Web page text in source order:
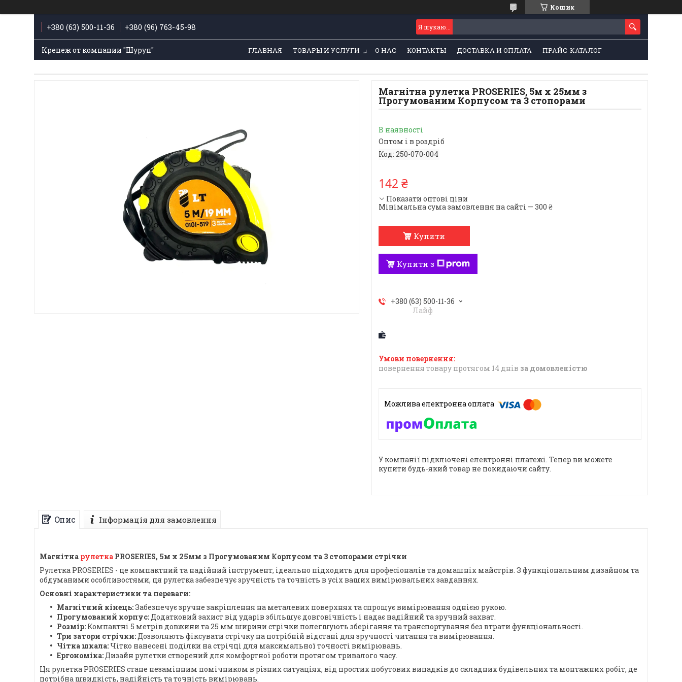
Кошик
+380 (63) 500-11-36 +380 (96) 763-45-98
Крепеж от компании "Шуруп" ГЛАВНАЯ ТОВАРЫ И УСЛУГИ О НАС КОНТАКТЫ ДОСТАВКА И ОПЛАТА ПРАЙС-КАТАЛОГ
Магнітна рулетка PROSERIES, 5м х 25мм з
Прогумованим Корпусом та 3 стопорами
В наявності
Оптом і в роздріб
Код: 250-070-004
142 ₴
Показати оптові ціни
Мінімальна сума замовлення на сайті — 300 ₴
Купити
Купити з
+380 (63) 500-11-36
Лайф
повернення товару протягом 14 днів за домовленістю
У компанії підключені електронні платежі. Тепер ви можете
купити будь-який товар не покидаючи сайту.
Опис Інформація для замовлення
Магнітна рулетка PROSERIES, 5м х 25мм з Прогумованим Корпусом та 3 стопорами стрічки
Рулетка PROSERIES - це компактний та надійний інструмент, ідеально підходить для професіоналів та домашніх майстрів. З функціональним дизайном та
обдуманими особливостями, ця рулетка забезпечує зручність та точність в усіх ваших вимірювальних завданнях.
Основні характеристики та переваги:
Магнітний кінець:Забезпечує зручне закріплення на металевих поверхнях та спрощує вимірювання однією рукою.
Прогумований корпус:Додатковий захист від ударів збільшує довговічність і надає надійний та зручний захват.
Розмір: Компактні 5 метрів довжини та 25 мм ширини стрічки полегшують зберігання та транспортування без втрати функціональності.
Три затори стрічки:Дозволяють фіксувати стрічку на потрібній відстані для зручності читання та вимірювання.
Чітка шкала: Чітко нанесені поділки на стрічці для максимальної точності вимірювань.
Ергономіка:Дизайн рулетки створений для комфортної роботи протягом тривалого часу.
Ця рулетка PROSERIES стане незамінним помічником в різних ситуаціях, від простих побутових випадків до складних будівельних та монтажних робіт, де
потрібна швидкість, надійність та точність вимірювань.